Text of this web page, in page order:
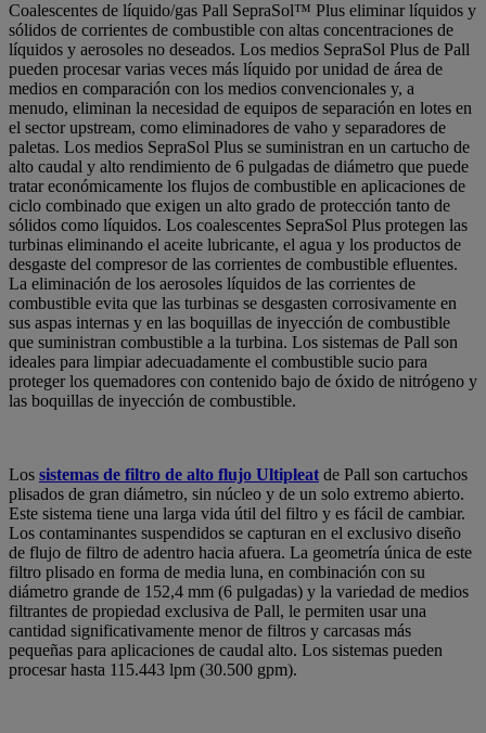
Coalescentes de líquido/gas Pall SepraSol™ Plus eliminar líquidos y
sólidos de corrientes de combustible con altas concentraciones de
líquidos y aerosoles no deseados. Los medios SepraSol Plus de Pall
pueden procesar varias veces más líquido por unidad de área de
medios en comparación con los medios convencionales y, a
menudo, eliminan la necesidad de equipos de separación en lotes en
el sector upstream, como eliminadores de vaho y separadores de
paletas. Los medios SepraSol Plus se suministran en un cartucho de
alto caudal y alto rendimiento de 6 pulgadas de diámetro que puede
tratar económicamente los flujos de combustible en aplicaciones de
ciclo combinado que exigen un alto grado de protección tanto de
sólidos como líquidos. Los coalescentes SepraSol Plus protegen las
turbinas eliminando el aceite lubricante, el agua y los productos de
desgaste del compresor de las corrientes de combustible efluentes.
La eliminación de los aerosoles líquidos de las corrientes de
combustible evita que las turbinas se desgasten corrosivamente en
sus aspas internas y en las boquillas de inyección de combustible
que suministran combustible a la turbina. Los sistemas de Pall son
ideales para limpiar adecuadamente el combustible sucio para
proteger los quemadores con contenido bajo de óxido de nitrógeno y
las boquillas de inyección de combustible.
Los sistemas de filtro de alto flujo Ultipleat de Pall son cartuchos
plisados de gran diámetro, sin núcleo y de un solo extremo abierto.
Este sistema tiene una larga vida útil del filtro y es fácil de cambiar.
Los contaminantes suspendidos se capturan en el exclusivo diseño
de flujo de filtro de adentro hacia afuera. La geometría única de este
filtro plisado en forma de media luna, en combinación con su
diámetro grande de 152,4 mm (6 pulgadas) y la variedad de medios
filtrantes de propiedad exclusiva de Pall, le permiten usar una
cantidad significativamente menor de filtros y carcasas más
pequeñas para aplicaciones de caudal alto. Los sistemas pueden
procesar hasta 115.443 lpm (30.500 gpm).